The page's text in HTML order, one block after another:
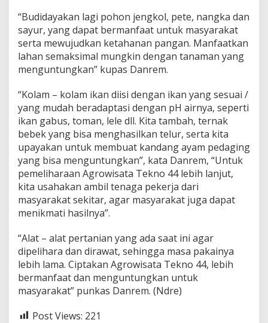
“Budidayakan lagi pohon jengkol, pete, nangka dan
sayur, yang dapat bermanfaat untuk masyarakat
serta mewujudkan ketahanan pangan. Manfaatkan
lahan semaksimal mungkin dengan tanaman yang
menguntungkan” kupas Danrem.
“Kolam – kolam ikan diisi dengan ikan yang sesuai /
yang mudah beradaptasi dengan pH airnya, seperti
ikan gabus, toman, lele dll. Kita tambah, ternak
bebek yang bisa menghasilkan telur, serta kita
upayakan untuk membuat kandang ayam pedaging
yang bisa menguntungkan”, kata Danrem, “Untuk
pemeliharaan Agrowisata Tekno 44 lebih lanjut,
kita usahakan ambil tenaga pekerja dari
masyarakat sekitar, agar masyarakat juga dapat
menikmati hasilnya”.
“Alat – alat pertanian yang ada saat ini agar
dipelihara dan dirawat, sehingga masa pakainya
lebih lama. Ciptakan Agrowisata Tekno 44, lebih
bermanfaat dan menguntungkan untuk
masyarakat” punkas Danrem. (Ndre)
Post Views: 221